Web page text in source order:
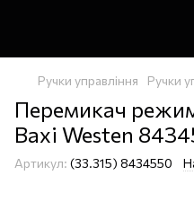
Ручки управління Ручки
Перемикач
Baxi Westen
Артикул: (33.315) 8434550